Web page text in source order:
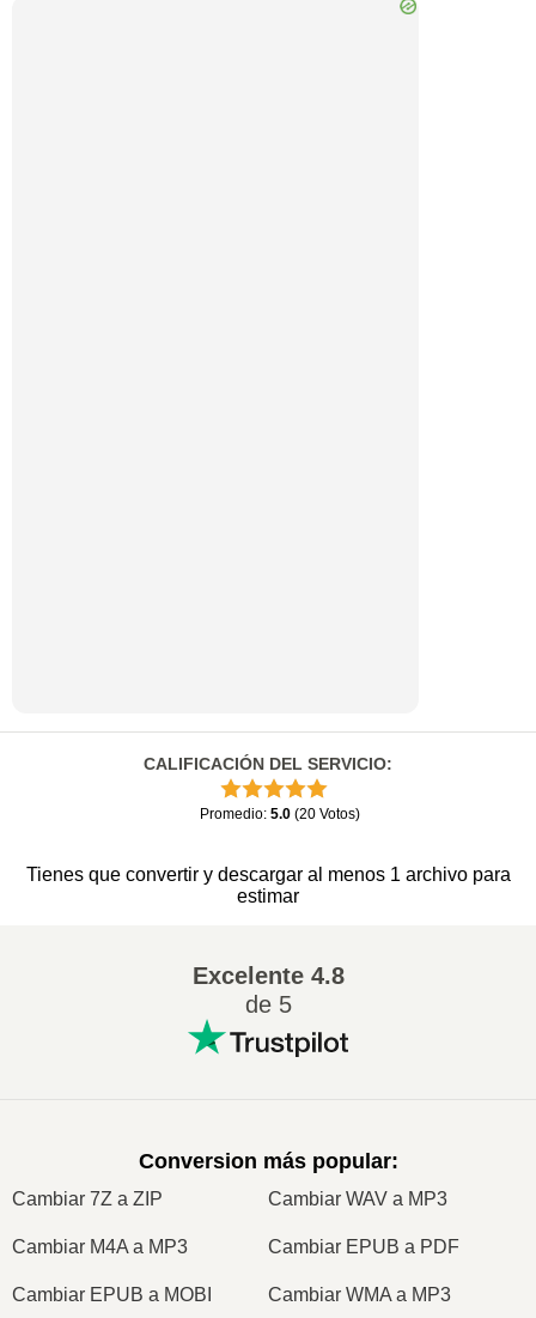
CALIFICACIÓN DEL SERVICIO:
Promedio: 5.0 (20 Votos)
Tienes que convertir y descargar al menos 1 archivo para
estimar
Excelente4.8
de 5
Conversion más popular:
Cambiar 7Z a ZIP Cambiar WAV a MP3
Cambiar M4A a MP3 Cambiar EPUB a PDF
Cambiar EPUB a MOBI Cambiar WMA a MP3